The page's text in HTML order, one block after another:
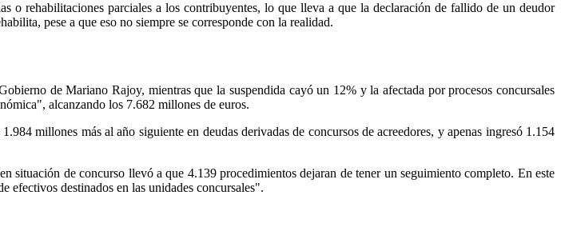
rehabilitaciones parciales a los contribuyentes, lo que lleva a que la declaración de fallido de un deudor
pese a que eso no siempre se corresponde con la realidad.
de Mariano Rajoy, mientras que la suspendida cayó un 12% y la afectada por procesos concursales
alcanzando los 7.682 millones de euros.
millones más al año siguiente en deudas derivadas de concursos de acreedores, y apenas ingresó 1.154
de concurso llevó a que 4.139 procedimientos dejaran de tener un seguimiento completo. En este
efectivos destinados en las unidades concursales".